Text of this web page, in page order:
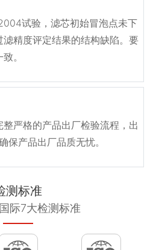
试验，滤芯初始冒泡点未下
精度评定结果的结构缺陷。要
。
严格的产品出厂检验流程，出
保产品出厂品质无忧。
测标准
际7大检测标准